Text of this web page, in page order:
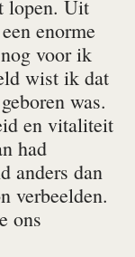
lopen. Uit
enorme
voor ik
wist ik dat
was.
en vitaliteit
had
anders dan
verbeelden.
ons